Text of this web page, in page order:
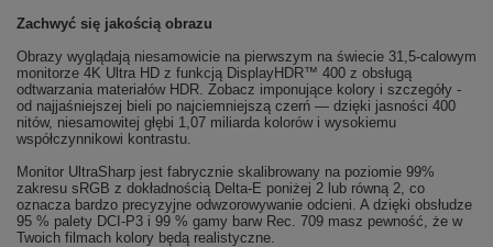
Zachwyć się jakością obrazu
Obrazy wyglądają niesamowicie na pierwszym na świecie 31,5-calowym
monitorze 4K Ultra HD z funkcją DisplayHDR™ 400 z obsługą
odtwarzania materiałów HDR. Zobacz imponujące kolory i szczegóły -
od najjaśniejszej bieli po najciemniejszą czerń — dzięki jasności 400
nitów, niesamowitej głębi 1,07 miliarda kolorów i wysokiemu
współczynnikowi kontrastu.
Monitor UltraSharp jest fabrycznie skalibrowany na poziomie 99%
zakresu sRGB z dokładnością Delta-E poniżej 2 lub równą 2, co
oznacza bardzo precyzyjne odwzorowywanie odcieni. A dzięki obsłudze
95 % palety DCI-P3 i 99 % gamy barw Rec. 709 masz pewność, że w
Twoich filmach kolory będą realistyczne.